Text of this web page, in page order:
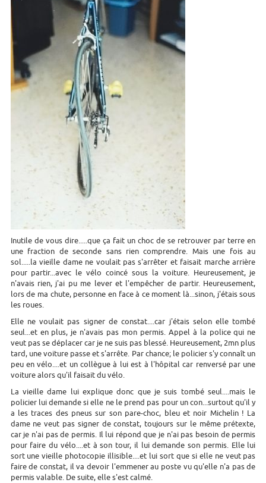
Inutile de vous dire.....que ça fait un choc de se retrouver par terre en
une fraction de seconde sans rien comprendre. Mais une fois au
sol.....la vieille dame ne voulait pas s'arrêter et faisait marche arrière
pour partir...avec le vélo coincé sous la voiture. Heureusement, je
n'avais rien, j'ai pu me lever et l'empêcher de partir. Heureusement,
lors de ma chute, personne en face à ce moment là...sinon, j'étais sous
les roues.
Elle ne voulait pas signer de constat....car j'étais selon elle tombé
seul...et en plus, je n'avais pas mon permis. Appel à la police qui ne
veut pas se déplacer car je ne suis pas blessé. Heureusement, 2mn plus
tard, une voiture passe et s'arrête. Par chance; le policier s'y connaît un
peu en vélo....et un collègue à lui est à l'hôpital car renversé par une
voiture alors qu'il faisait du vélo.
La vieille dame lui explique donc que je suis tombé seul....mais le
policier lui demande si elle ne le prend pas pour un con...surtout qu'il y
a les traces des pneus sur son pare-choc, bleu et noir Michelin ! La
dame ne veut pas signer de constat, toujours sur le même prétexte,
car je n'ai pas de permis. Il lui répond que je n'ai pas besoin de permis
pour faire du vélo....et à son tour, il lui demande son permis. Elle lui
sort une vieille photocopie illisible....et lui sort que si elle ne veut pas
faire de constat, il va devoir l'emmener au poste vu qu'elle n'a pas de
permis valable. De suite, elle s'est calmé.